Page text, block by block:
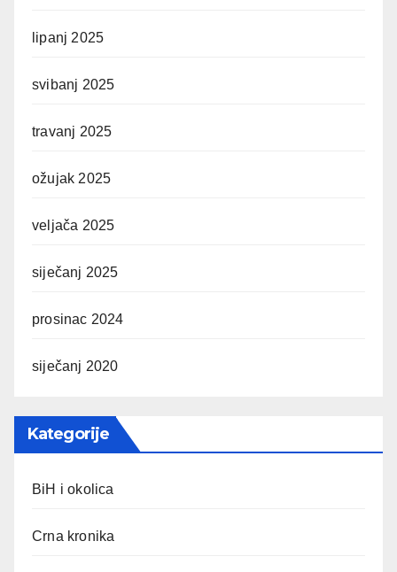
lipanj 2025
svibanj 2025
travanj 2025
ožujak 2025
veljača 2025
siječanj 2025
prosinac 2024
siječanj 2020
Kategorije
BiH i okolica
Crna kronika